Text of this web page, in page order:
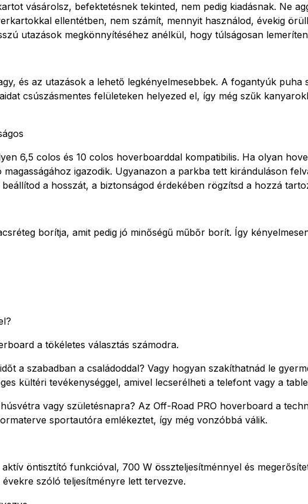
vásárolsz, befektetésnek tekinted, nem pedig kiadásnak. Ne
ellentétben, nem számít, mennyit használod, évekig
utazások megkönnyítéséhez anélkül, hogy túlságosan
és az utazások a lehető legkényelmesebbek. A fogantyúk
csúszásmentes felületeken helyezed el, így még szűk
6,5 colos és 10 colos hoverboarddal kompatibilis. Ha olyan
igazodik. Ugyanazon a parkba tett kiránduláson
a hosszát, a biztonságod érdekében rögzítsd a hozzá
borítja, amit pedig jó minőségű műbőr borít. Így
a tökéletes választás számodra.
a szabadban a családoddal? Vagy hogyan szakíthatnád le
kültéri tevékenységgel, amivel lecserélheti a telefont vagy a
vagy születésnapra? Az Off-Road PRO hoverboard a
sportautóra emlékeztet, így még vonzóbbá válik.
öntisztító funkcióval, 700 W összteljesítménnyel és
szóló teljesítményre lett tervezve.